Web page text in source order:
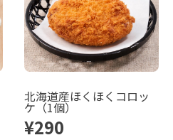
北海道産ほくほくコロッ
ケ（1個）
¥290